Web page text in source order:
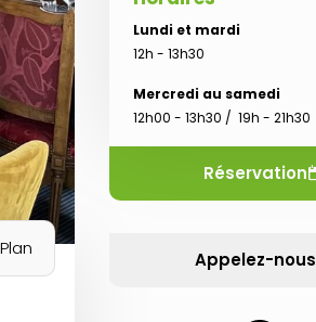
Plan
Lundi et mardi
12h - 13h30
Mercredi au samedi
12h00 - 13h30 / 19h - 21h30
Réservation
Appelez-nous